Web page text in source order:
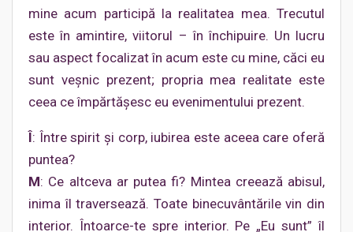
mine acum participă la realitatea mea. Trecutul
este în amintire, viitorul – în închipuire. Un lucru
sau aspect focalizat în acum este cu mine, căci eu
sunt veşnic prezent; propria mea realitate este
ceea ce împărtăşesc eu evenimentului prezent.
Î: Între spirit şi corp, iubirea este aceea care oferă
puntea?
M: Ce altceva ar putea fi? Mintea creează abisul,
inima îl traversează. Toate binecuvântările vin din
interior. Întoarce-te spre interior. Pe „Eu sunt” îl